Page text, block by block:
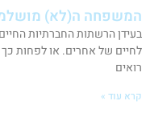
המשפחה ה(לא)
בעידן הרשתות החברתיות
לחיים של אחרים. או לפחות
רואים
קרא עוד »